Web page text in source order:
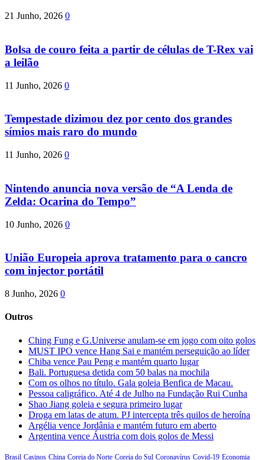
21 Junho, 2026 0
Bolsa de couro feita a partir de células de T-Rex vai
a leilão
11 Junho, 2026 0
Tempestade dizimou dez por cento dos grandes
símios mais raro do mundo
11 Junho, 2026 0
Nintendo anuncia nova versão de “A Lenda de
Zelda: Ocarina do Tempo”
10 Junho, 2026 0
União Europeia aprova tratamento para o cancro
com injector portátil
8 Junho, 2026 0
Outros
Ching Fung e G.Universe anulam-se em jogo com oito golos
MUST IPO vence Hang Sai e mantém perseguição ao líder
Chiba vence Pau Peng e mantém quarto lugar
Bali. Portuguesa detida com 50 balas na mochila
Com os olhos no título. Gala goleia Benfica de Macau.
Pessoa caligráfico. Até 4 de Julho na Fundação Rui Cunha
Shao Jiang goleia e segura primeiro lugar
Droga em latas de atum. PJ intercepta três quilos de heroína
Argélia vence Jordânia e mantém futuro em aberto
Argentina vence Áustria com dois golos de Messi
Brasil Casinos China Coreia do Norte Coreia do Sul Coronavírus Covid-19 Economia